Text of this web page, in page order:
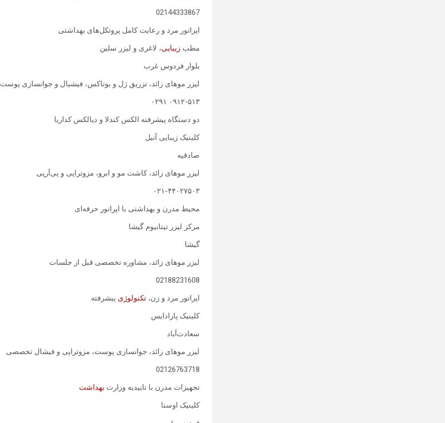
02144333867
اپراتور مرد و رعایت کامل پروتکل‌های بهداشتی
مطب زیبایی، لاغری و لیزر سلین
بلوار فردوس غرب
لیزر موهای زائد، تزریق ژل و بوتاکس، فیشیال و جوانسازی پوست
۰۹۱۲-۵۱۳ ۰۲۹۱
دو دستگاه پیشرفته الکس کندلا و دیالکس کداریا
کلینیک زیبایی آنیل
صادقیه
لیزر موهای زائد، کاشت مو و ابرو، مزوتراپی و پی‌آرپی
۰۲۱-۴۴۰۲۷۵۰۳
محیط مدرن و بهداشتی با اپراتور حرفه‌ای
مرکز لیزر تیتانیوم گیشا
گیشا
لیزر موهای زائد، مشاوره تخصصی قبل از جلسات
02188231608
اپراتور مرد و زن، تکنولوژی پیشرفته
کلینیک پارادایس
سعادت‌آباد
لیزر موهای زائد، جوانسازی پوست، مزوتراپی و فیشال تخصصی
02126763718
تجهیزات مدرن با تاییدیه وزارت بهداشت
کلینیک اوستا